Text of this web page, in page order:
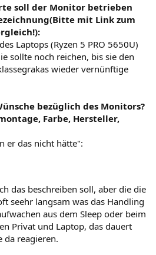
soll der Monitor betrieben
mit Link zum
Laptops (Ryzen 5 PRO 5650U)
sollte noch reichen, bis sie den
wieder vernünftige
bezüglich des Monitors?
Farbe, Hersteller,
er das nicht hätte":
das beschreiben soll, aber die die
seehr langsam was das Handling
aus dem Sleep oder beim
Privat und Laptop, das dauert
da reagieren.